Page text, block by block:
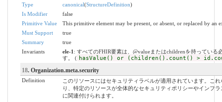
Type
canonical(StructureDefinition)
Is Modifier
false
Primitive Value
This primitive element may be present, or absent, or replaced by an
Must Support
true
Summary
true
Invariants
ele-1 : すべてのFHIR要素は、@valueまたはchildrenを持っている
す。 ( hasValue() or (children().count() >
18. Organization.meta.security
Definition
このリソースにはセキュリティラベルが適用されています。こ
り、特定のリソースが全体的なセキュリティポリシーやインフ
に関連付けられます。